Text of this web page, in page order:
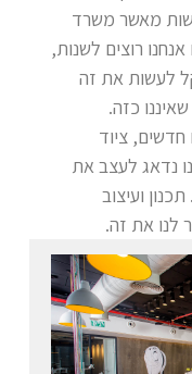
מאשר משרד
רוצים לשנות,
לעשות את זה
כזה.
חדשים, ציוד
נדאג לעצב את
ועיצוב
לנו את זה.